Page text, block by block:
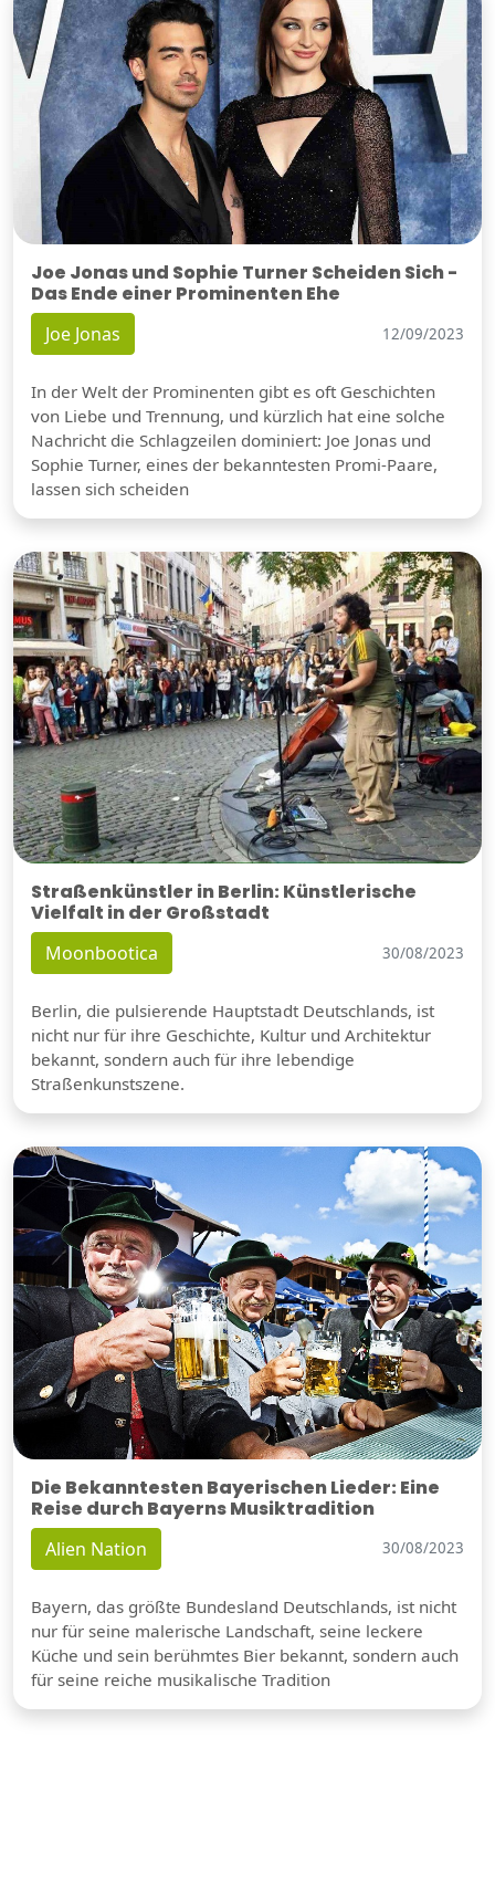
Joe Jonas und Sophie Turner Scheiden Sich -
Das Ende einer Prominenten Ehe
Joe Jonas 12/09/2023
In der Welt der Prominenten gibt es oft Geschichten
von Liebe und Trennung, und kürzlich hat eine solche
Nachricht die Schlagzeilen dominiert: Joe Jonas und
Sophie Turner, eines der bekanntesten Promi-Paare,
lassen sich scheiden
Straßenkünstler in Berlin: Künstlerische
Vielfalt in der Großstadt
Moonbootica 30/08/2023
Berlin, die pulsierende Hauptstadt Deutschlands, ist
nicht nur für ihre Geschichte, Kultur und Architektur
bekannt, sondern auch für ihre lebendige
Straßenkunstszene.
Die Bekanntesten Bayerischen Lieder: Eine
Reise durch Bayerns Musiktradition
Alien Nation 30/08/2023
Bayern, das größte Bundesland Deutschlands, ist nicht
nur für seine malerische Landschaft, seine leckere
Küche und sein berühmtes Bier bekannt, sondern auch
für seine reiche musikalische Tradition